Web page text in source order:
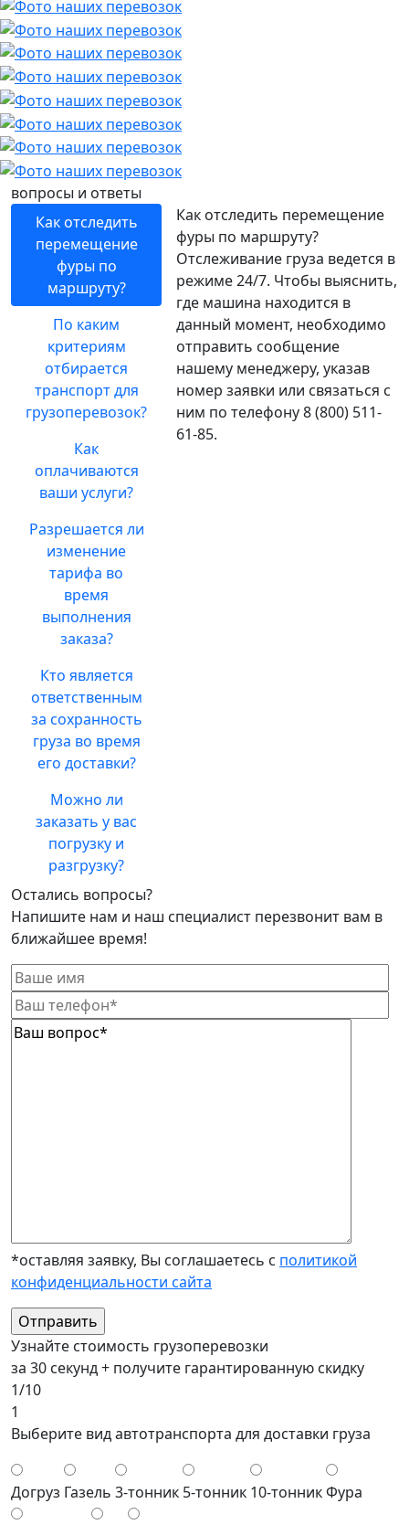
вопросы и ответы
Как отследить
перемещение
фуры по
маршруту?
По каким
критериям
отбирается
транспорт для
грузоперевозок?
Как
оплачиваются
ваши услуги?
Разрешается ли
изменение
тарифа во
время
выполнения
заказа?
Кто является
ответственным
за сохранность
груза во время
его доставки?
Можно ли
заказать у вас
погрузку и
разгрузку?
Как отследить перемещение
фуры по маршруту?
Отслеживание груза ведется в
режиме 24/7. Чтобы выяснить,
где машина находится в
данный момент, необходимо
отправить сообщение
нашему менеджеру, указав
номер заявки или связаться с
ним по телефону 8 (800) 511-
61-85.
Остались вопросы?
Напишите нам и наш специалист перезвонит вам в
ближайшее время!
*оставляя заявку, Вы соглашаетесь с политикой
конфиденциальности сайта
Узнайте стоимость грузоперевозки
за 30 секунд + получите гарантированную скидку
1/10
1
Выберите вид автотранспорта для доставки груза
Догруз Газель 3-тонник 5-тонник 10-тонникФура